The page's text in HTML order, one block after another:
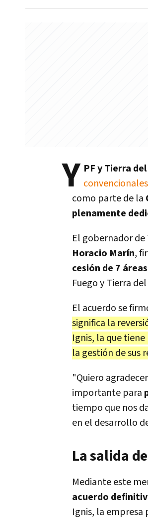
Y PF y Tierra
convencionales
como parte de la
plenamente
El gobernador de
Horacio Marín,
cesión de 7
Fuego y Tierra del
El acuerdo se
significa la
Ignis, la que
la gestión de sus
"Quiero
importante para
tiempo que nos
en el desarrollo
La salida
Mediante este
acuerdo
Ignis, la empresa